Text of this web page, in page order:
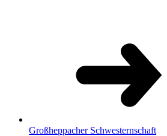
Großheppacher Schwesternschaft